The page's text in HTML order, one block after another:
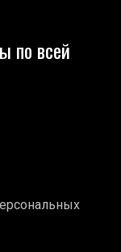
по всей